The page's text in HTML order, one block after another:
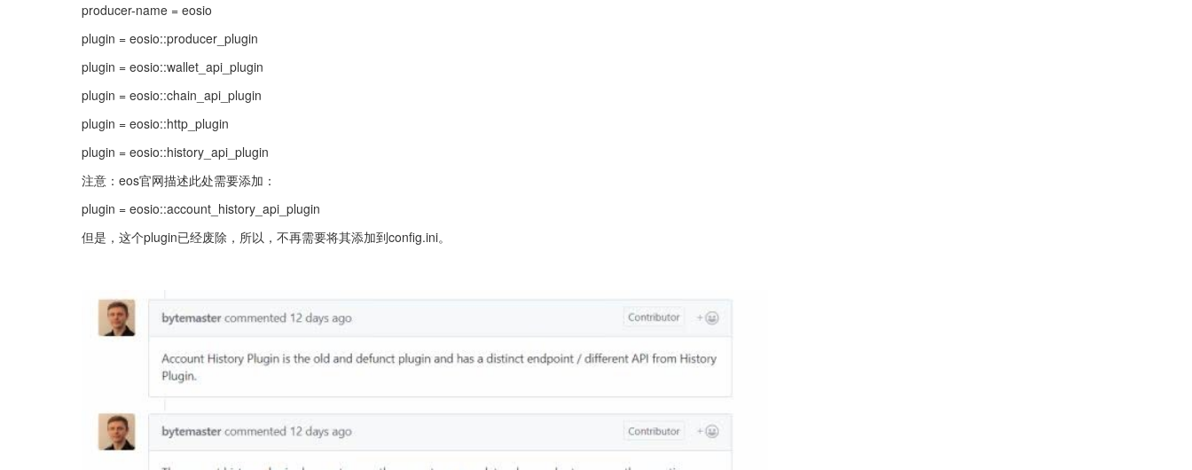
producer-name = eosio
plugin = eosio::producer_plugin
plugin = eosio::wallet_api_plugin
plugin = eosio::chain_api_plugin
plugin = eosio::http_plugin
plugin = eosio::history_api_plugin
注意：eos官网描述此处需要添加：
plugin = eosio::account_history_api_plugin
但是，这个plugin已经废除，所以，不再需要将其添加到config.ini。